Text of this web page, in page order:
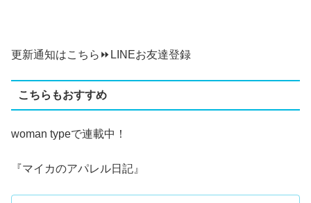
更新通知はこちら⏩ LINEお友達登録
こちらもおすすめ
woman typeで連載中！
『マイカのアパレル日記』